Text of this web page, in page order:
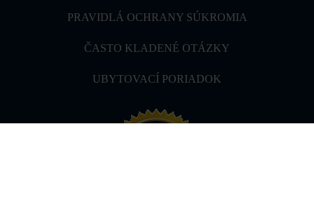
PRAVIDLÁ OCHRANY SÚKROMIA
ČASTO KLADENÉ OTÁZKY
UBYTOVACÍ PORIADOK